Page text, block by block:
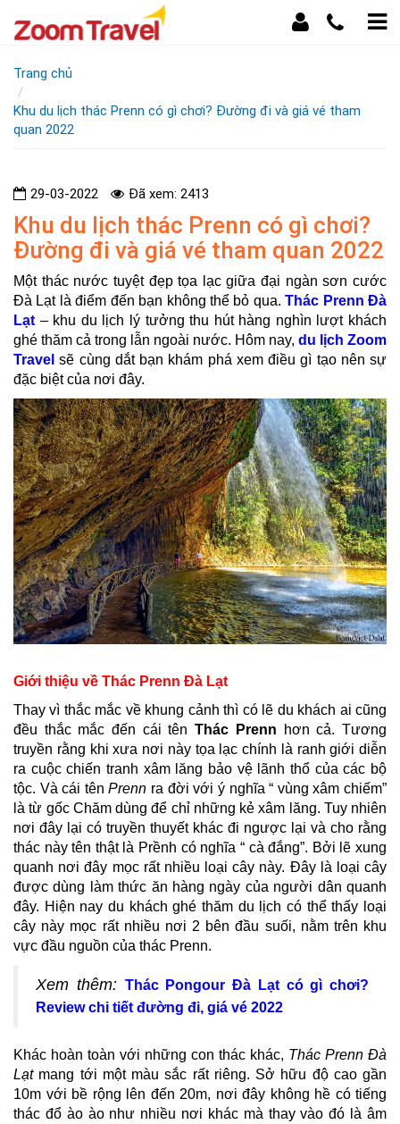
Trang chủ
Khu du lịch thác Prenn có gì chơi? Đường đi và giá vé tham
quan 2022
29-03-2022 Đã xem: 2413
Khu du lịch thác Prenn có gì chơi?
Đường đi và giá vé tham quan 2022
Một thác nước tuyệt đẹp tọa lạc giữa đại ngàn sơn cước
Đà Lạt là điểm đến bạn không thể bỏ qua.Thác Prenn Đà
Lạt – khu du lịch lý tưởng thu hút hàng nghìn lượt khách
ghé thăm cả trong lẫn ngoài nước. Hôm nay, du lịch Zoom
Travel sẽ cùng dắt bạn khám phá xem điều gì tạo nên sự
đặc biệt của nơi đây.
Giới thiệu về Thác Prenn Đà Lạt
Thay vì thắc mắc về khung cảnh thì có lẽ du khách ai cũng
đều thắc mắc đến cái tênThác Prenn hơn cả. Tương
truyền rằng khi xưa nơi này tọa lạc chính là ranh giới diễn
ra cuộc chiến tranh xâm lăng bảo vệ lãnh thổ của các bộ
tộc. Và cái tênPrenn ra đời với ý nghĩa “ vùng xâm chiếm”
là từ gốc Chăm dùng để chỉ những kẻ xâm lăng. Tuy nhiên
nơi đây lại có truyền thuyết khác đi ngược lại và cho rằng
thác này tên thật là Prềnh có nghĩa “ cà đắng”. Bởi lẽ xung
quanh nơi đây mọc rất nhiều loại cây này. Đây là loại cây
được dùng làm thức ăn hàng ngày của người dân quanh
đây. Hiện nay du khách ghé thăm du lịch có thể thấy loại
cây này mọc rất nhiều nơi 2 bên đầu suối, nằm trên khu
vực đầu nguồn của thác Prenn.
Xem thêm: Thác Pongour Đà Lạt có gì chơi?
Review chi tiết đường đi, giá vé 2022
Khác hoàn toàn với những con thác khác, Thác Prenn Đà
Lạtmang tới một màu sắc rất riêng. Sở hữu độ cao gần
10m với bề rộng lên đến 20m, nơi đây không hề có tiếng
thác đổ ào ào như nhiều nơi khác mà thay vào đó là âm